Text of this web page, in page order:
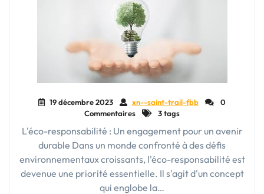
19 décembre 2023 xn--saint-trail-fbb
0
Commentaires
3 tags
L'éco-responsabilité : Un engagement pour un avenir
durable Dans un monde confronté à des défis
environnementaux croissants, l'éco-responsabilité est
devenue une priorité essentielle. Il s'agit d'un concept
qui englobe la…